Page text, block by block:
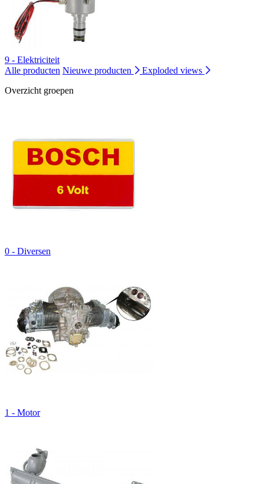
9 - Elektriciteit
Alle producten Nieuwe producten
Exploded views
Overzicht groepen
0 - Diversen
1 - Motor